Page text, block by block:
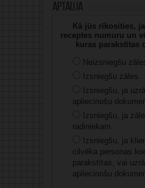
Aptauja
Kā jūs rīkosities,
receptes numuru un
kuras parakstītas
Neizsniegšu
Izsniegšu zāles.
Izsniegšu, ja
apliecinošu
Izsniegšu, ja
radiniekam.
Izsniegšu, ja
cilvēka personas
parakstītas, vai
apliecinošu